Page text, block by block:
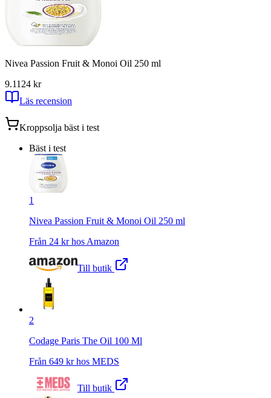
Nivea Passion Fruit & Monoi Oil 250 ml
9.11 24 kr
Läs recension
Kroppsolja bäst i test
Bäst i test
1
Nivea Passion Fruit & Monoi Oil 250 ml
Från 24 kr hos Amazon
Till butik
2
Codage Paris The Oil 100 Ml
Från 649 kr hos MEDS
Till butik